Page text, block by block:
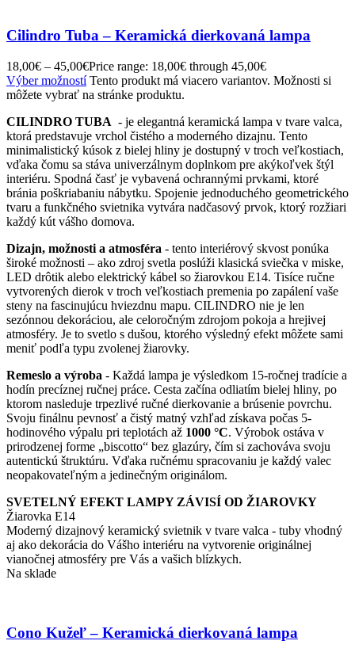
Cilindro Tuba – Keramická dierkovaná lampa
18,00€ – 45,00€Price range: 18,00€ through 45,00€
Výber možnostíTento produkt má viacero variantov. Možnosti si
môžete vybrať na stránke produktu.
CILINDRO TUBA - je elegantná keramická lampa v tvare valca,
ktorá predstavuje vrchol čistého a moderného dizajnu. Tento
minimalistický kúsok z bielej hliny je dostupný v troch veľkostiach,
vďaka čomu sa stáva univerzálnym doplnkom pre akýkoľvek štýl
interiéru. Spodná časť je vybavená ochrannými prvkami, ktoré
bránia poškriabaniu nábytku. Spojenie jednoduchého geometrického
tvaru a funkčného svietnika vytvára nadčasový prvok, ktorý rozžiari
každý kút vášho domova.
Dizajn, možnosti a atmosféra - tento interiérový skvost ponúka
široké možnosti – ako zdroj svetla poslúži klasická sviečka v miske,
LED drôtik alebo elektrický kábel so žiarovkou E14. Tisíce ručne
vytvorených dierok v troch veľkostiach premenia po zapálení vaše
steny na fascinujúcu hviezdnu mapu. CILINDRO nie je len
sezónnou dekoráciou, ale celoročným zdrojom pokoja a hrejivej
atmosféry. Je to svetlo s dušou, ktorého výsledný efekt môžete sami
meniť podľa typu zvolenej žiarovky.
Remeslo a výroba - Každá lampa je výsledkom 15-ročnej tradície a
hodín precíznej ručnej práce. Cesta začína odliatím bielej hliny, po
ktorom nasleduje trpezlivé ručné dierkovanie a brúsenie povrchu.
Svoju finálnu pevnosť a čistý matný vzhľad získava počas 5-
hodinového výpalu pri teplotách až 1000 °C. Výrobok ostáva v
prirodzenej forme „biscotto“ bez glazúry, čím si zachováva svoju
autentickú štruktúru. Vďaka ručnému spracovaniu je každý valec
neopakovateľným a jedinečným originálom.
SVETELNÝ EFEKT LAMPY ZÁVISÍ OD ŽIAROVKY
Žiarovka E14
Moderný dizajnový keramický svietnik v tvare valca - tuby vhodný
aj ako dekorácia do Vášho interiéru na vytvorenie originálnej
vianočnej atmosféry pre Vás a vašich blízkych.
Na sklade
Cono Kužeľ – Keramická dierkovaná lampa